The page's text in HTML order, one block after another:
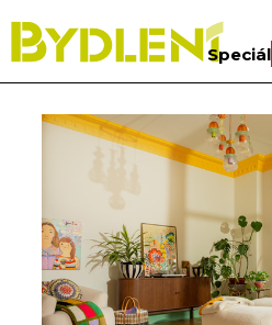
Speciál